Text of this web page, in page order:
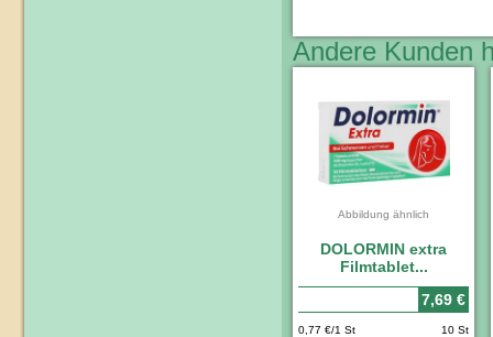
Andere Kunden
Abbildung ähnlich
DOLORMIN extra
Filmtablet...
7,69 €
0,77 €/1 St 10 St